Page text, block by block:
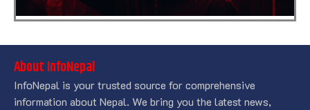
About InfoNepal
InfoNepal is your trusted source for comprehensive
information about Nepal. We bring you the latest news,